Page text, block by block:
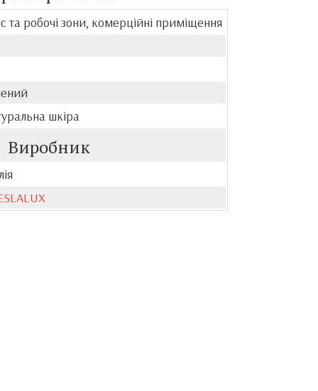
та робочі зони, комерційні приміщення
шкіра
Виробник